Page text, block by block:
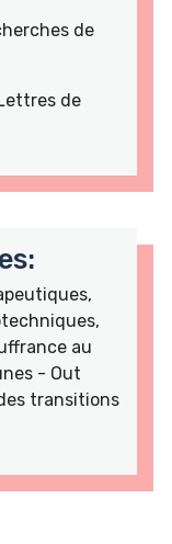
de
de
au
- Out
transitions